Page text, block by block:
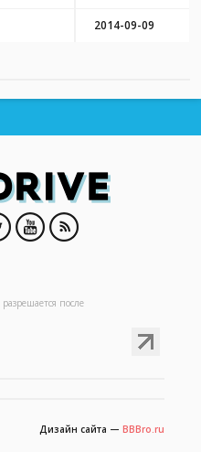
2014-09-09
разрешается после
Дизайн сайта — BBBro.ru